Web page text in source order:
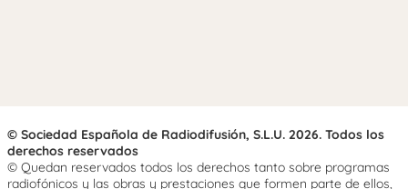
© Sociedad Española de Radiodifusión, S.L.U. 2026. Todos los
derechos reservados
© Quedan reservados todos los derechos tanto sobre programas
radiofónicos y las obras y prestaciones que formen parte de ellos,